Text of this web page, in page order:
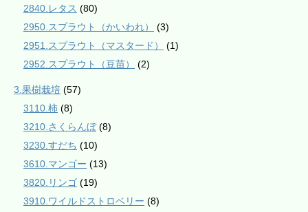
2840.レタス (80)
2950.スプラウト（かいわれ）
(3)
2951.スプラウト（マスタード）
(1)
2952.スプラウト（豆苗）
(2)
3.果樹栽培 (57)
3110.柿 (8)
3210.さくらんぼ(8)
3230.すだち (10)
3610.マンゴー (13)
3820.リンゴ (19)
3910.ワイルドストロベリー (8)